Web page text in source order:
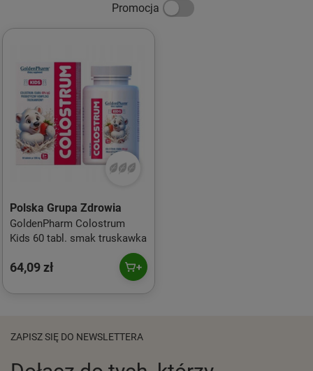
Promocja
Polska Grupa Zdrowia
GoldenPharm Colostrum
Kids 60 tabl. smak truskawka
64,09 zł
ZAPISZ SIĘ DO NEWSLETTERA